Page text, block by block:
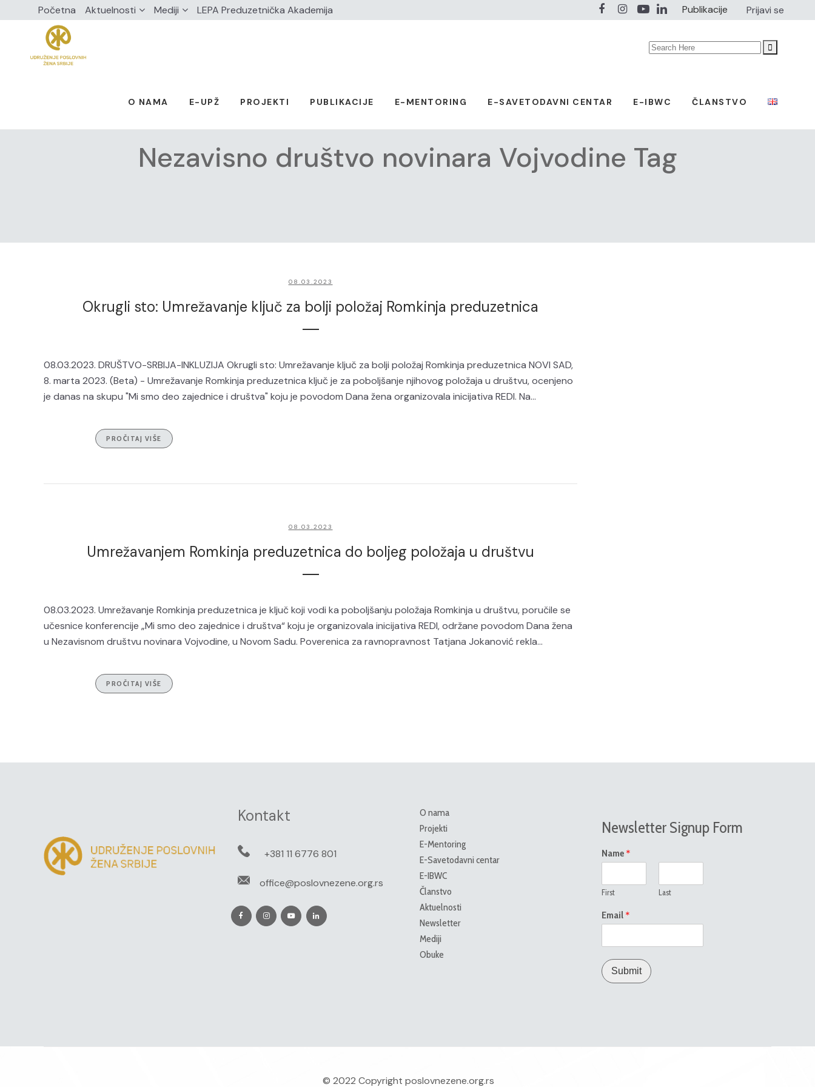
Početna Aktuelnosti Mediji LEPA Preduzetnička Akademija Publikacije Prijavi se
Search
O NAMA E-UPŽ PROJEKTI PUBLIKACIJE E-MENTORING E-SAVETODAVNI CENTAR E-IBWC ČLANSTVO
Nezavisno društvo novinara Vojvodine Tag
08.03.2023
Okrugli sto: Umrežavanje ključ za bolji položaj Romkinja preduzetnica
08.03.2023. DRUŠTVO-SRBIJA-INKLUZIJA Okrugli sto: Umrežavanje ključ za bolji položaj Romkinja preduzetnica NOVI SAD,
8. marta 2023. (Beta) - Umrežavanje Romkinja preduzetnica ključ je za poboljšanje njihovog položaja u društvu, ocenjeno
je danas na skupu "Mi smo deo zajednice i društva" koju je povodom Dana žena organizovala inicijativa REDI. Na...
PROČITAJ VIŠE
08.03.2023
Umrežavanjem Romkinja preduzetnica do boljeg položaja u društvu
08.03.2023. Umrežavanje Romkinja preduzetnica je ključ koji vodi ka poboljšanju položaja Romkinja u društvu, poručile se
učesnice konferencije „Mi smo deo zajednice i društva“ koju je organizovala inicijativa REDI, održane povodom Dana žena
u Nezavisnom društvu novinara Vojvodine, u Novom Sadu. Poverenica za ravnopravnost Tatjana Jokanović rekla...
PROČITAJ VIŠE
Kontakt
+381 11 6776 801
office@poslovnezene.org.rs
O nama
Projekti
E-Mentoring
E-Savetodavni centar
E-IBWC
Članstvo
Aktuelnosti
Newsletter
Mediji
Obuke
Newsletter Signup Form
Name *
First Last
Email *
Submit
© 2022 Copyrightposlovnezene.org.rs